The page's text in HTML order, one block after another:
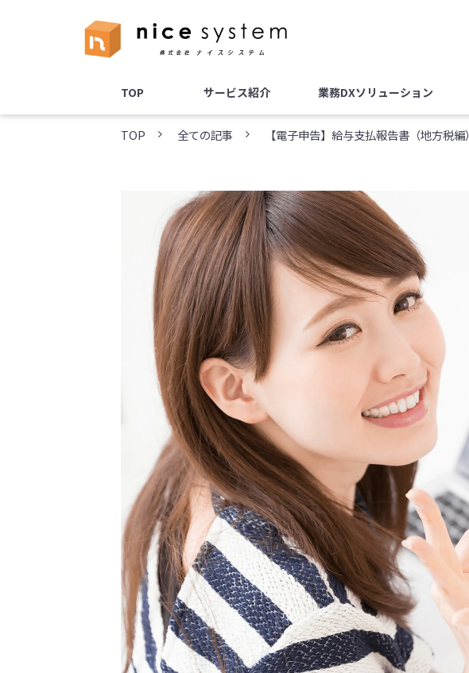
TOP サービス紹介 業務DXソリューション
TOP 全ての記事 【電子申告】給与支払報告書（地方税編）